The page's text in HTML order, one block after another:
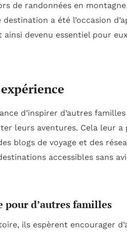
de randonnées en
a été l’occasion
ainsi devenu essentiel pour
d’inspirer d’autres
leurs aventures. Cela leur
blogs de voyage et des
accessibles sans
pour d’autres familles
ils espèrent encourager